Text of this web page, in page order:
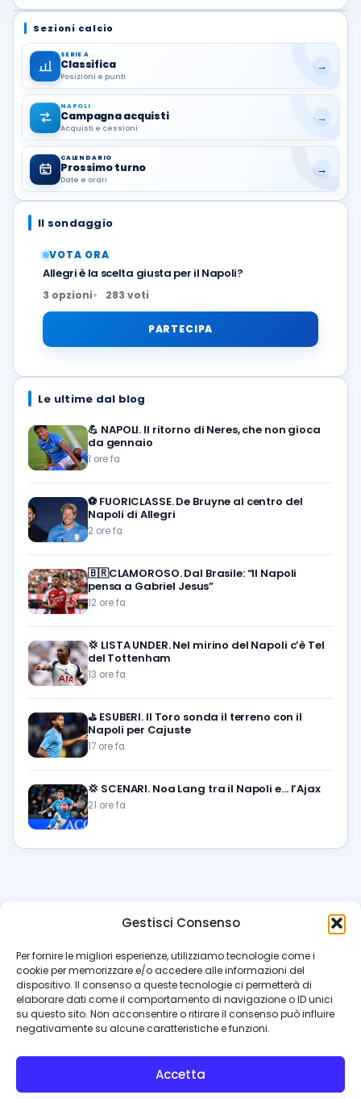
Gestisci Consenso
Per fornire le migliori esperienze, utilizziamo tecnologie come i
cookie per memorizzare e/o accedere alle informazioni del
dispositivo. Il consenso a queste tecnologie ci permetterà di
elaborare dati come il comportamento di navigazione o ID unici
su questo sito. Non acconsentire o ritirare il consenso può influire
negativamente su alcune caratteristiche e funzioni.
Accetta
Sezioni calcio
SERIE A
Classifica
Posizioni e punti
→
NAPOLI
Campagna acquisti
Acquisti e cessioni
→
CALENDARIO
Prossimo turno
Date e orari
→
Il sondaggio
VOTA ORA
Allegri è la scelta giusta per il Napoli?
3 opzioni 283 voti
PARTECIPA
Le ultime dal blog
💪 NAPOLI. Il ritorno di Neres, che non gioca
da gennaio
1 ore fa
⚽️ FUORICLASSE. De Bruyne al centro del
Napoli di Allegri
2 ore fa
🇧🇷CLAMOROSO. Dal Brasile: “Il Napoli
pensa a Gabriel Jesus”
12 ore fa
💢 LISTA UNDER. Nel mirino del Napoli c’è Tel
del Tottenham
13 ore fa
⛳ ESUBERI. Il Toro sonda il terreno con il
Napoli per Cajuste
17 ore fa
💢 SCENARI. Noa Lang tra il Napoli e… l’Ajax
21 ore fa
azzurrissimo.it
Il blog di riferimento per i tifosi del Napoli. News, interviste,
pagelle e calciomercato. Testata giornalistica registrata
al Tribunale di Napoli (n. 48 dell’08/10/2012). Direttore Luca
Perillo
INFO